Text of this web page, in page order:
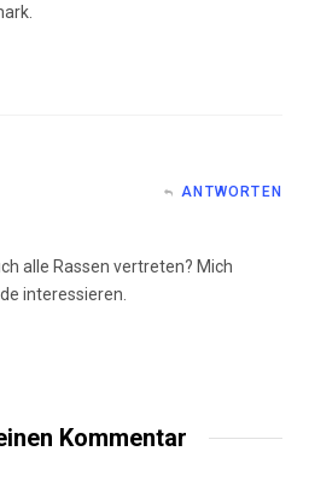
ANTWORTEN
alle Rassen vertreten? Mich
interessieren.
Kommentar